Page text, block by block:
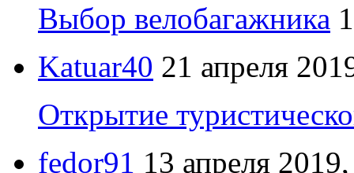
Выбор велобагажника
Katuar40 21 апреля
Открытие
fedor91 13 апреля